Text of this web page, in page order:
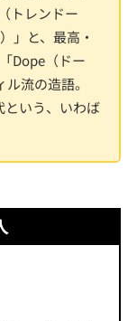
トレンドー
」と、最高・
Dope（ドー
流の造語。
という、いわば